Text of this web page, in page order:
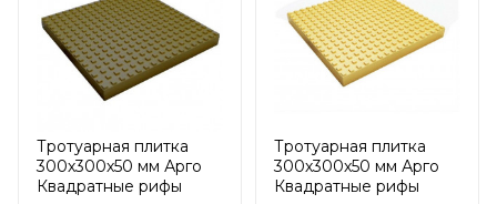
Тротуарная плитка
300х300х50 мм Арго
Квадратные рифы
Тротуарная плитка
300х300х50 мм Арго
Квадратные рифы